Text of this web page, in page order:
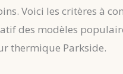
Voici les critères à
des modèles
thermique Parkside.